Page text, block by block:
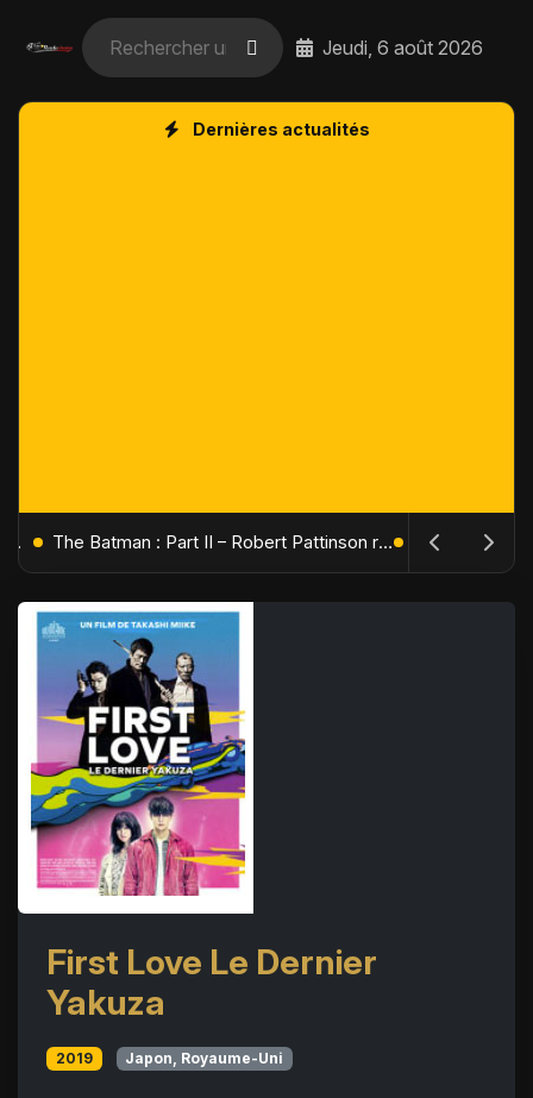
Jeudi, 6 août 2026
Dernières actualités
L'Âge de Glace : Le Réveil du Volcan – Manny, Sid et Diego de retour pour une aventure explosive The Batman : Part II – Robert Pattinson replonge dans les ténèbres de Gotham dès octobre 2027
First Love Le Dernier
Yakuza
2019 Japon, Royaume-Uni